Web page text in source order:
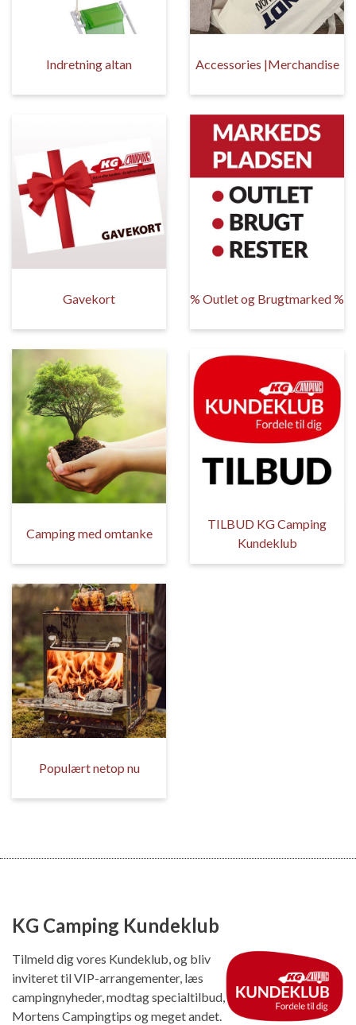
Indretning altan Accessories |Merchandise
Gavekort % Outlet og Brugtmarked %
Camping med omtanke
TILBUD KG Camping
Kundeklub
Populært netop nu
KG Camping Kundeklub
Tilmeld dig vores Kundeklub, og bliv
inviteret til VIP-arrangementer, læs
campingnyheder, modtag specialtilbud,
Mortens Campingtips og meget andet.